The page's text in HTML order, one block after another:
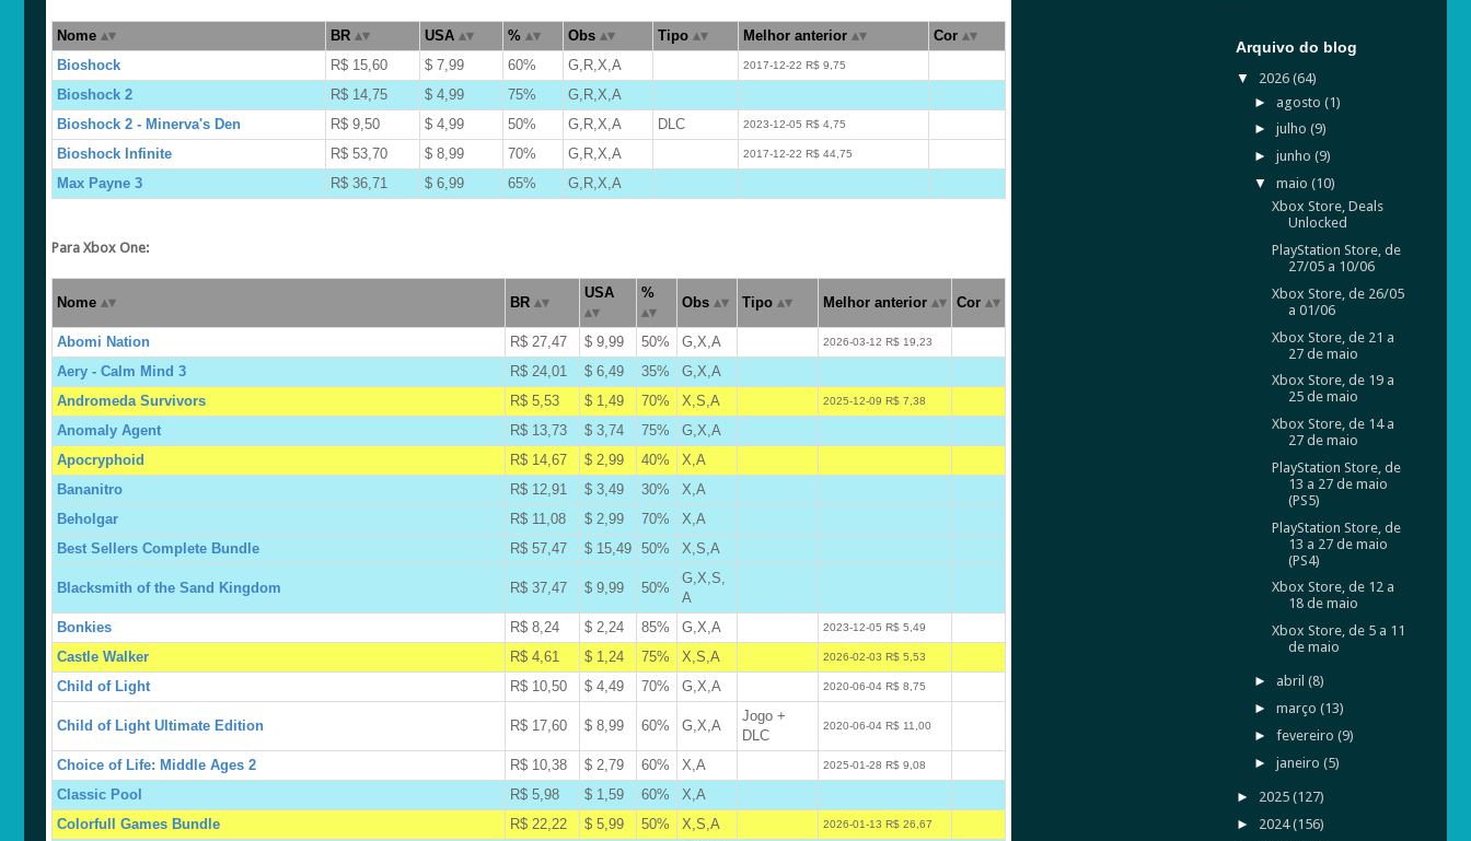
Nome BR USA % Obs Tipo Melhor anterior
Cor
Bioshock
R$ 15,60 $ 7,99 60% G,R,X,A 2017-12-22 R$ 9,75
Bioshock 2
R$ 14,75 $ 4,99 75% G,R,X,A
Bioshock 2 - Minerva's Den
R$ 9,50 $ 4,99 50% G,R,X,A DLC 2023-12-05 R$ 4,75
Bioshock Infinite
R$ 53,70 $ 8,99 70% G,R,X,A 2017-12-22 R$ 44,75
Max Payne 3
R$ 36,71 $ 6,99 65% G,R,X,A
Para Xbox One:
Nome BR
USA %
Obs Tipo Melhor anterior Cor
Abomi Nation R$ 27,47 $ 9,99 50% G,X,A 2026-03-12 R$ 19,23
Aery - Calm Mind 3
R$ 24,01 $ 6,49 35% G,X,A
Andromeda Survivors
R$ 5,53 $ 1,49 70% X,S,A 2025-12-09 R$ 7,38
Anomaly Agent
R$ 13,73 $ 3,74 75% G,X,A
Apocryphoid
R$ 14,67 $ 2,99 40% X,A
Bananitro
R$ 12,91 $ 3,49 30% X,A
Beholgar
R$ 11,08 $ 2,99 70% X,A
Best Sellers Complete Bundle
R$ 57,47 $ 15,49 50% X,S,A
Blacksmith of the Sand Kingdom R$ 37,47 $ 9,99 50%
G,X,S,
A
Bonkies R$ 8,24 $ 2,24 85% G,X,A 2023-12-05 R$ 5,49
Castle Walker
R$ 4,61 $ 1,24 75% X,S,A 2026-02-03 R$ 5,53
Child of Light
R$ 10,50 $ 4,49 70% G,X,A 2020-06-04 R$ 8,75
Child of Light Ultimate Edition R$ 17,60 $ 8,99 60% G,X,A
Jogo +
DLC
2020-06-04 R$ 11,00
Choice of Life: Middle Ages 2 R$ 10,38 $ 2,79 60% X,A 2025-01-28 R$ 9,08
Classic Pool
R$ 5,98 $ 1,59 60% X,A
Colorfull Games Bundle
R$ 22,22 $ 5,99 50% X,S,A 2026-01-13 R$ 26,67
Arquivo do blog
▼ 2026(64)
► agosto (1)
► julho (9)
► junho (9)
▼ maio (10)
Xbox Store, Deals
Unlocked
PlayStation Store, de
27/05 a 10/06
Xbox Store, de 26/05
a 01/06
Xbox Store, de 21 a
27 de maio
Xbox Store, de 19 a
25 de maio
Xbox Store, de 14 a
27 de maio
PlayStation Store, de
13 a 27 de maio
(PS5)
PlayStation Store, de
13 a 27 de maio
(PS4)
Xbox Store, de 12 a
18 de maio
Xbox Store, de 5 a 11
de maio
► abril (8)
► março (13)
► fevereiro (9)
► janeiro (5)
► 2025(127)
► 2024(156)